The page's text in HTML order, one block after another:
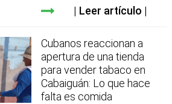
Leer artículo
Cubanos reaccionan a
apertura de una tienda
para vender tabaco en
Cabaiguán: Lo que hace
falta es comida